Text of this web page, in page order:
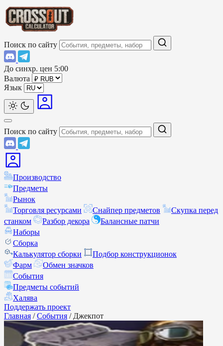
Поиск по сайту
До синхр. цен 5:00
Валюта
Язык
Поиск по сайту
Производство
Предметы
Рынок
Торговля ресурсами
Снайпер предметов
Скупка перед
станком
Разбор декора
Балансные патчи
Наборы
Сборка
Калькулятор сборки
Подбор конструкционок
Фарм
Обмен значков
События
Предметы событий
Халява
Поддержать проект
Главная / События / Джекпот